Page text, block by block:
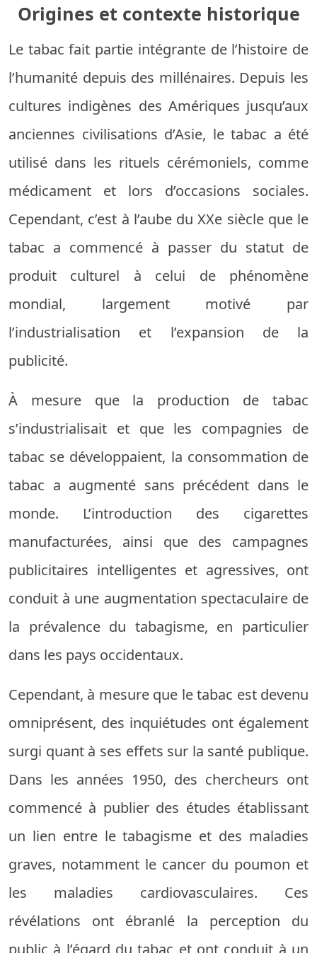
Origines et contexte historique
Le tabac fait partie intégrante de l’histoire de
l’humanité depuis des millénaires. Depuis les
cultures indigènes des Amériques jusqu’aux
anciennes civilisations d’Asie, le tabac a été
utilisé dans les rituels cérémoniels, comme
médicament et lors d’occasions sociales.
Cependant, c’est à l’aube du XXe siècle que le
tabac a commencé à passer du statut de
produit culturel à celui de phénomène
mondial, largement motivé par
l’industrialisation et l’expansion de la
publicité.
À mesure que la production de tabac
s’industrialisait et que les compagnies de
tabac se développaient, la consommation de
tabac a augmenté sans précédent dans le
monde. L’introduction des cigarettes
manufacturées, ainsi que des campagnes
publicitaires intelligentes et agressives, ont
conduit à une augmentation spectaculaire de
la prévalence du tabagisme, en particulier
dans les pays occidentaux.
Cependant, à mesure que le tabac est devenu
omniprésent, des inquiétudes ont également
surgi quant à ses effets sur la santé publique.
Dans les années 1950, des chercheurs ont
commencé à publier des études établissant
un lien entre le tabagisme et des maladies
graves, notamment le cancer du poumon et
les maladies cardiovasculaires. Ces
révélations ont ébranlé la perception du
public à l’égard du tabac et ont conduit à un